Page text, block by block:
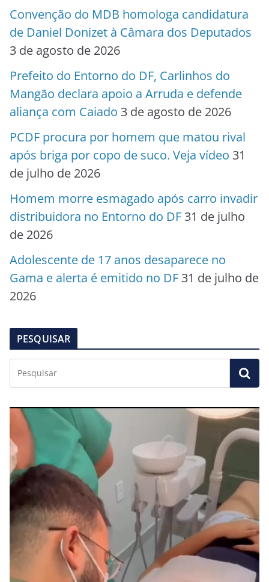
Convenção do MDB homologa candidatura
de Daniel Donizet à Câmara dos Deputados
3 de agosto de 2026
Prefeito do Entorno do DF, Carlinhos do
Mangão declara apoio a Arruda e defende
aliança com Caiado 3 de agosto de 2026
PCDF procura por homem que matou rival
após briga por copo de suco. Veja vídeo 31
de julho de 2026
Homem morre esmagado após carro invadir
distribuidora no Entorno do DF 31 de julho
de 2026
Adolescente de 17 anos desaparece no
Gama e alerta é emitido no DF 31 de julho de
2026
PESQUISAR